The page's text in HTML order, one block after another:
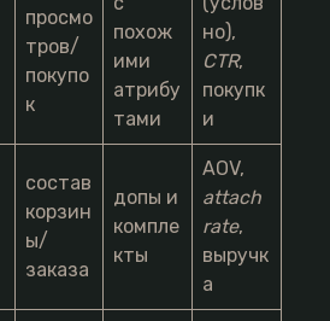
просмо
тров/
покупо
к
похож
ими
атрибу
тами
но),
CTR,
покупк
и
состав
корзин
ы/
заказа
допы и
компле
кты
AOV,
attach
rate,
выручк
а